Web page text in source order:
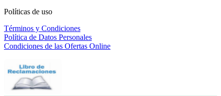
Políticas de uso
Términos y Condiciones
Política de Datos Personales
Condiciones de las Ofertas Online